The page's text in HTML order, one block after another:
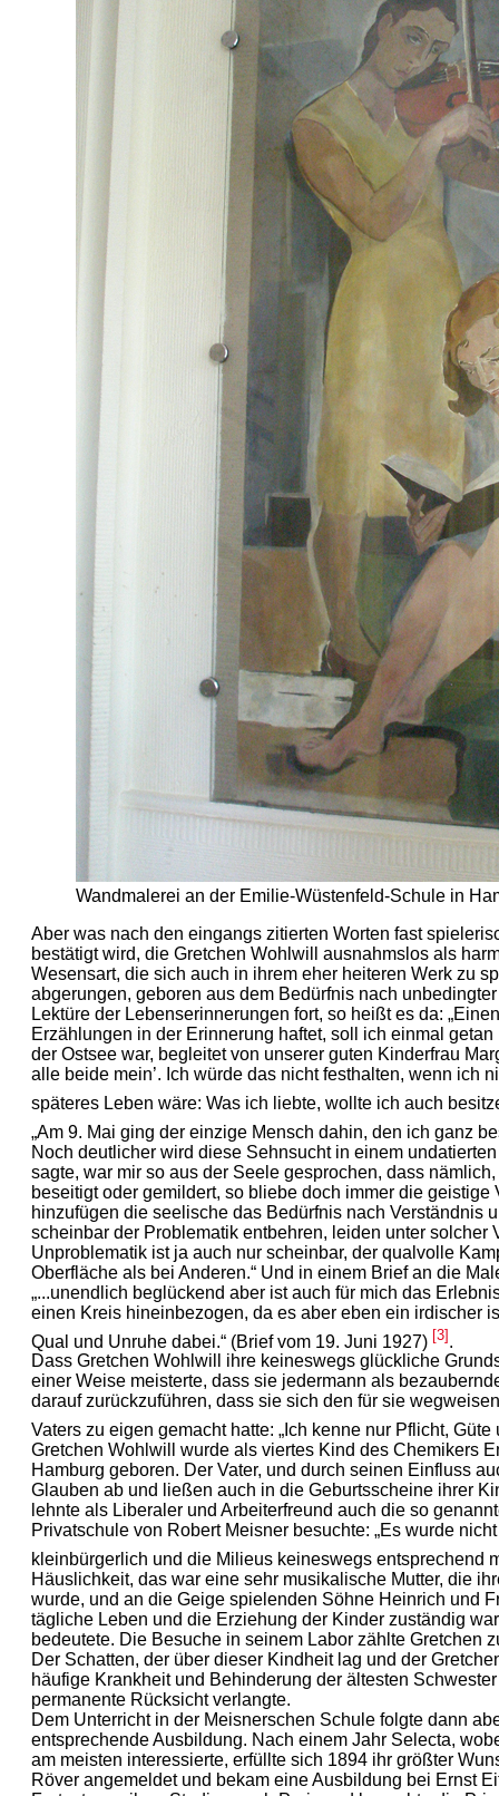
Wandmalerei an der Emilie-Wüstenfeld-Schule in
Aber was nach den eingangs zitierten Worten fast
bestätigt wird, die Gretchen Wohlwill ausnahmslos als
Wesensart, die sich auch in ihrem eher heiteren Werk zu
abgerungen, geboren aus dem Bedürfnis nach
Lektüre der Lebenserinnerungen fort, so heißt es da:
Erzählungen in der Erinnerung haftet, soll ich einmal
der Ostsee war, begleitet von unserer guten Kinderfrau
alle beide mein’. Ich würde das nicht festhalten, wenn ich
späteres Leben wäre: Was ich liebte, wollte ich auch
„Am 9. Mai ging der einzige Mensch dahin, den ich ganz
Noch deutlicher wird diese Sehnsucht in einem
sagte, war mir so aus der Seele gesprochen, dass
beseitigt oder gemildert, so bliebe doch immer die
hinzufügen die seelische das Bedürfnis nach Verständnis
scheinbar der Problematik entbehren, leiden unter solcher
Unproblematik ist ja auch nur scheinbar, der qualvolle
Oberfläche als bei Anderen.“ Und in einem Brief an die
„...unendlich beglückend aber ist auch für mich das
einen Kreis hineinbezogen, da es aber eben ein irdischer
Qual und Unruhe dabei.“ (Brief vom 19. Juni 1927) [3]
Dass Gretchen Wohlwill ihre keineswegs glückliche
einer Weise meisterte, dass sie jedermann als
darauf zurückzuführen, dass sie sich den für sie
Vaters zu eigen gemacht hatte: „Ich kenne nur Pflicht,
Gretchen Wohlwill wurde als viertes Kind des Chemikers
Hamburg geboren. Der Vater, und durch seinen Einfluss
Glauben ab und ließen auch in die Geburtsscheine ihrer
lehnte als Liberaler und Arbeiterfreund auch die so
Privatschule von Robert Meisner besuchte: „Es wurde
kleinbürgerlich und die Milieus keineswegs entsprechend
Häuslichkeit, das war eine sehr musikalische Mutter, die
wurde, und an die Geige spielenden Söhne Heinrich und
tägliche Leben und die Erziehung der Kinder zuständig
bedeutete. Die Besuche in seinem Labor zählte Gretchen
Der Schatten, der über dieser Kindheit lag und der
häufige Krankheit und Behinderung der ältesten
permanente Rücksicht verlangte.
Dem Unterricht in der Meisnerschen Schule folgte dann
entsprechende Ausbildung. Nach einem Jahr Selecta,
am meisten interessierte, erfüllte sich 1894 ihr größter
Röver angemeldet und bekam eine Ausbildung bei Ernst